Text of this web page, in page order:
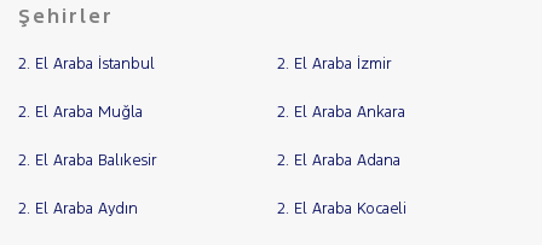
Şehirler
2. El Araba İstanbul 2. El Araba İzmir
2. El Araba Muğla 2. El Araba Ankara
2. El Araba Balıkesir 2. El Araba Adana
2. El Araba Aydın 2. El Araba Kocaeli